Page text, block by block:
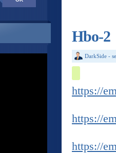
Hbo-2
DarkSide -
https://
https://
https://